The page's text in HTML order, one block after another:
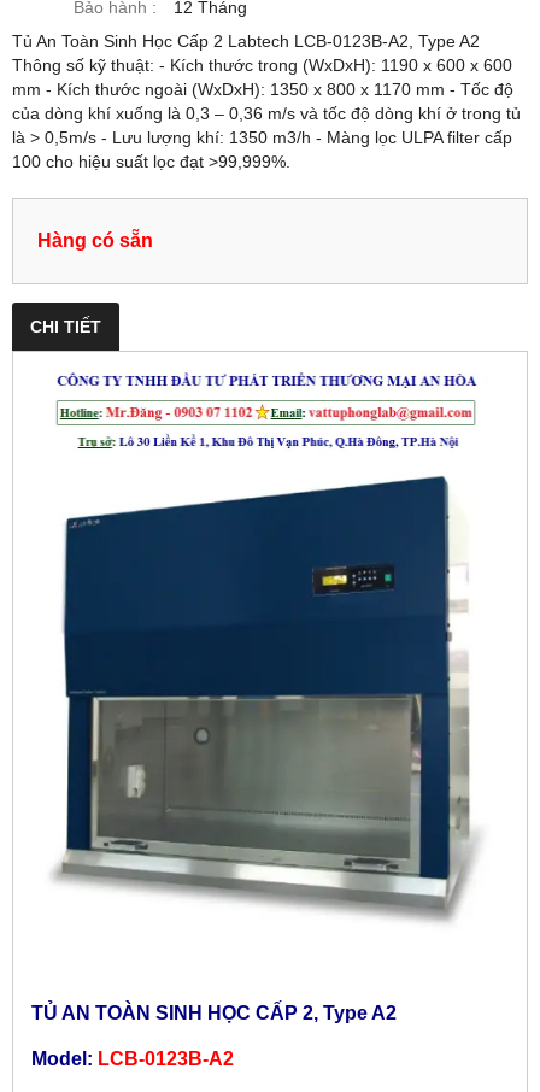
Bảo hành :
12 Tháng
Tủ An Toàn Sinh Học Cấp 2 Labtech LCB-0123B-A2, Type A2
Thông số kỹ thuật: - Kích thước trong (WxDxH): 1190 x 600 x 600
mm - Kích thước ngoài (WxDxH): 1350 x 800 x 1170 mm - Tốc độ
của dòng khí xuống là 0,3 – 0,36 m/s và tốc độ dòng khí ở trong tủ
là > 0,5m/s - Lưu lượng khí: 1350 m3/h - Màng lọc ULPA filter cấp
100 cho hiệu suất lọc đạt >99,999%.
Hàng có sẵn
CHI TIẾT
TỦ AN TOÀN SINH HỌC CẤP 2, Type A2
Model: LCB-0123B-A2